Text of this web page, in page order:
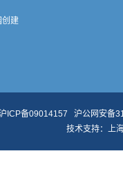
创建
ICP备09014157
沪公网安备
技术支持：上